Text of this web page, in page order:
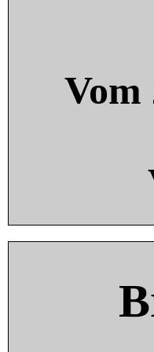
Vom